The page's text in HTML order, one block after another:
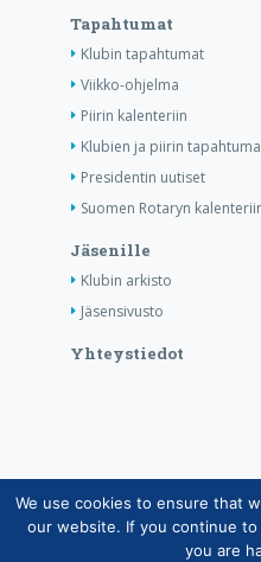
Tapahtumat
Klubin tapahtumat
Viikko-ohjelma
Piirin kalenteriin
Klubien ja piirin
Presidentin uutiset
Suomen Rotaryn
Jäsenille
Klubin arkisto
Jäsensivusto
Yhteystiedot
Copyright ©
Jäsentietojärjestelmän
We use cookies to ensure that
our website. If you continue
you are